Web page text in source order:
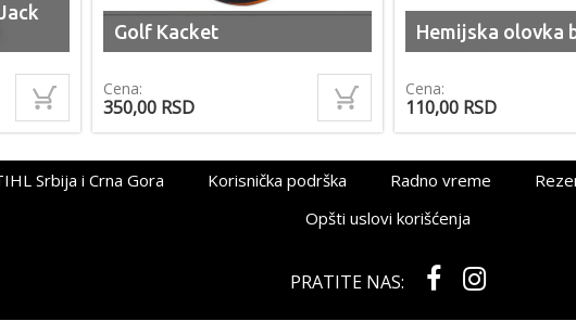
Golf Kacket
Cena:
350,00 RSD
Hemijska olovka
Cena:
110,00 RSD
Srbija i Crna Gora Korisnička podrška Radno vreme
Opšti uslovi korišćenja
PRATITE NAS: